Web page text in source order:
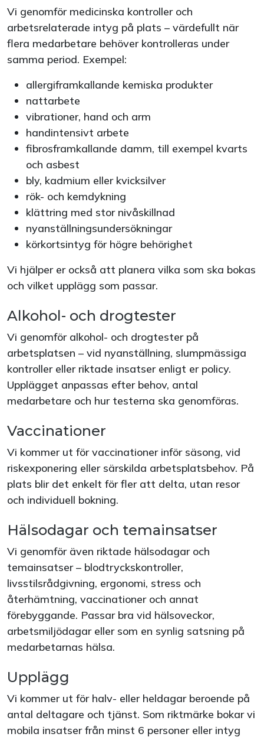
Vi genomför medicinska kontroller och
arbetsrelaterade intyg på plats – värdefullt när
flera medarbetare behöver kontrolleras under
samma period. Exempel:
allergiframkallande kemiska produkter
nattarbete
vibrationer, hand och arm
handintensivt arbete
fibrosframkallande damm, till exempel kvarts
och asbest
bly, kadmium eller kvicksilver
rök- och kemdykning
klättring med stor nivåskillnad
nyanställningsundersökningar
körkortsintyg för högre behörighet
Vi hjälper er också att planera vilka som ska bokas
och vilket upplägg som passar.
Alkohol- och drogtester
Vi genomför alkohol- och drogtester på
arbetsplatsen – vid nyanställning, slumpmässiga
kontroller eller riktade insatser enligt er policy.
Upplägget anpassas efter behov, antal
medarbetare och hur testerna ska genomföras.
Vaccinationer
Vi kommer ut för vaccinationer inför säsong, vid
riskexponering eller särskilda arbetsplatsbehov. På
plats blir det enkelt för fler att delta, utan resor
och individuell bokning.
Hälsodagar och temainsatser
Vi genomför även riktade hälsodagar och
temainsatser – blodtryckskontroller,
livsstilsrådgivning, ergonomi, stress och
återhämtning, vaccinationer och annat
förebyggande. Passar bra vid hälsoveckor,
arbetsmiljödagar eller som en synlig satsning på
medarbetarnas hälsa.
Upplägg
Vi kommer ut för halv- eller heldagar beroende på
antal deltagare och tjänst. Som riktmärke bokar vi
mobila insatser från minst 6 personer eller intyg